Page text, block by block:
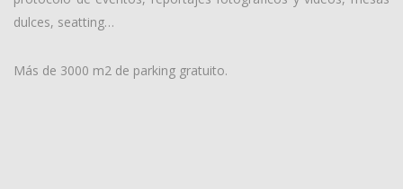
dulces, seatting…
Más de 3000 m2 de parking gratuito.